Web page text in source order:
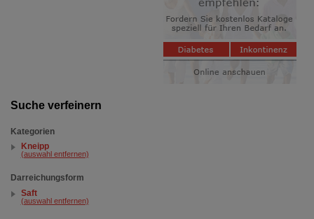
Suche verfeinern
Kategorien
Kneipp
(auswahl entfernen)
Darreichungsform
Saft
(auswahl entfernen)